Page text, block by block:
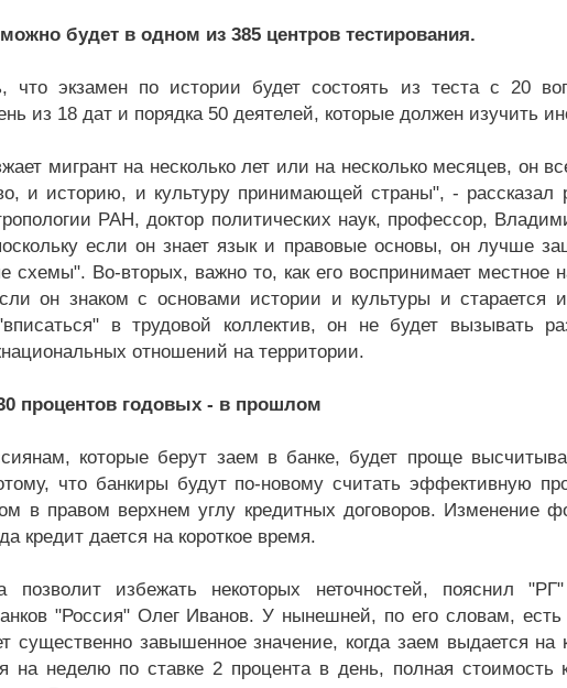
будет в одном из 385 центров тестирования.
что экзамен по истории будет состоять из теста с 20
из 18 дат и порядка 50 деятелей, которые должен изучить
мигрант на несколько лет или на несколько месяцев, он
и историю, и культуру принимающей страны", - рассказал
РАН, доктор политических наук, профессор,
если он знает язык и правовые основы, он лучше
схемы". Во-вторых, важно то, как его воспринимает местное
он знаком с основами истории и культуры и старается
в трудовой коллектив, он не будет вызывать
отношений на территории.
процентов годовых - в прошлом
которые берут заем в банке, будет проще
что банкиры будут по-новому считать эффективную
в правом верхнем углу кредитных договоров. Изменение
кредит дается на короткое время.
позволит избежать некоторых неточностей, пояснил
"Россия" Олег Иванов. У нынешней, по его словам,
существенно завышенное значение, когда заем выдается на
на неделю по ставке 2 процента в день, полная стоимость